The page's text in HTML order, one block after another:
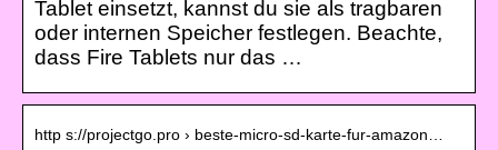
Tablet einsetzt, kannst du sie als tragbaren
oder internen Speicher festlegen. Beachte,
dass Fire Tablets nur das …
http s://projectgo.pro › beste-micro-sd-karte-fur-amazon…